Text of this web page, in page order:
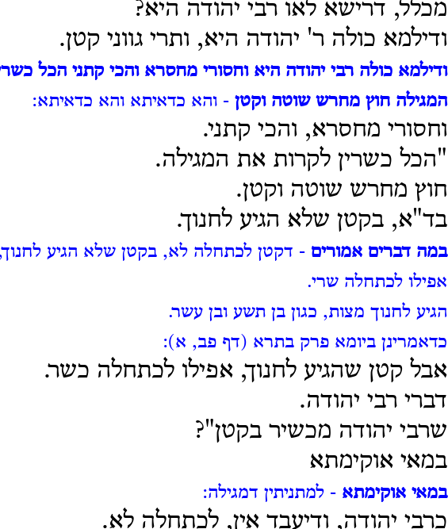
מכלל, דרישא לאו רבי יהודה היא?
ודילמא כולה ר' יהודה היא, ותרי גווני קטן.
ודילמא כולה רבי יהודה היא וחסורי מחסרא והכי קתני הכל
המגילה חוץ מחרש שוטה וקטן - והא כדאיתא והא כדאיתא:
וחסורי מחסרא, והכי קתני.
"הכל כשרין לקרות את המגילה.
חוץ מחרש שוטה וקטן.
בד"א, בקטן שלא הגיע לחנוך.
במה דברים אמורים - דקטן לכתחלה לא, בקטן שלא הגיע
אפילו לכתחלה שרי.
הגיע לחנוך מצות, כגון בן תשע ובן עשר.
כדאמרינן ביומא פרק בתרא (דף פב, א):
אבל קטן שהגיע לחנוך, אפילו לכתחלה כשר.
דברי רבי יהודה.
שרבי יהודה מכשיר בקטן"?
במאי אוקימתא
במאי אוקימתא - למתניתין דמגילה:
כרבי יהודה, ודיעבד אין, לכתחלה לא.